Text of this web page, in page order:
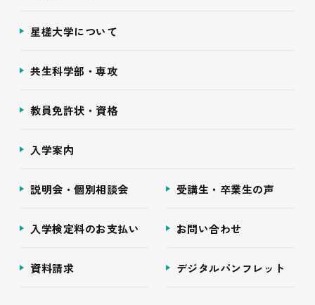
星槎大学について
共生科学部・専攻
教員免許状・資格
入学案内
説明会・個別相談会 受講生・卒業生の声
入学検定料のお支払い お問い合わせ
資料請求 デジタルパンフレット